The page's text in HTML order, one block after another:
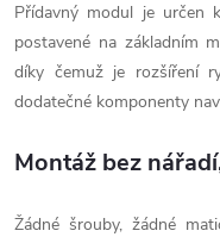
Přídavný modul je určen
postavené na základním
díky čemuž je rozšíření
dodatečné komponenty
Montáž bez
Žádné šrouby, žádné